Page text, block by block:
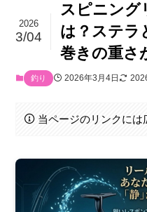
スピニング
は？ステラ
巻きの重さ
2026
3/04
釣り 2026年3月4日
当ページのリンクには